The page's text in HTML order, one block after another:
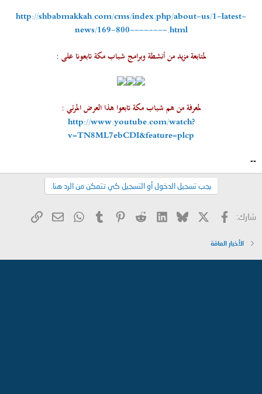
http://shbabmakkah.com/cms/index.php/about-us/1-latest-
news/169-800--------.html
لمتابعة مزيد من أنشطة وبرامج شباب مكة تابعونا على :
لمعرفة من هم شباب مكة تابعوا هذا العرض المرئي :
http://www.youtube.com/watch?
v=TN8ML7ebCDI&feature=plcp
--
يجب تسجيل الدخول أو التسجيل كي تتمكن من الرد هنا.
شارك: فيسبوك Bluesky
LinkedIn
Reddit
Pinterest
Tumblr
WhatsApp
البريد
الأخبار العامّة